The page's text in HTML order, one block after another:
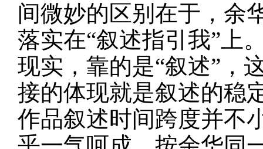
间微妙的区别在于，余
落实在“叙述指引我”上
现实，靠的是“叙述”，
接的体现就是叙述的稳
作品叙述时间跨度并不